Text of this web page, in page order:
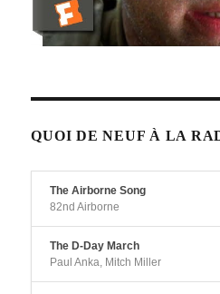
QUOI DE NEUF À LA
The Airborne Song
82nd Airborne
The D-Day March
Paul Anka, Mitch Miller